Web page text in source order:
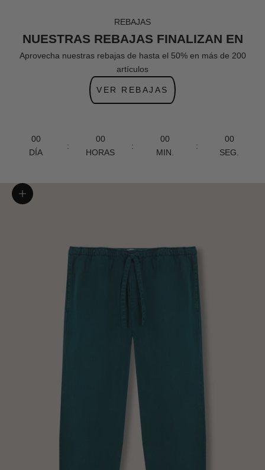
REBAJAS
NUESTRAS REBAJAS FINALIZAN EN
Aprovecha nuestras rebajas de hasta el 50% en más de 200
artículos
VER REBAJAS
00
DÍA
:
00
HORAS
:
00
MIN.
:
00
SEG.
Zoom